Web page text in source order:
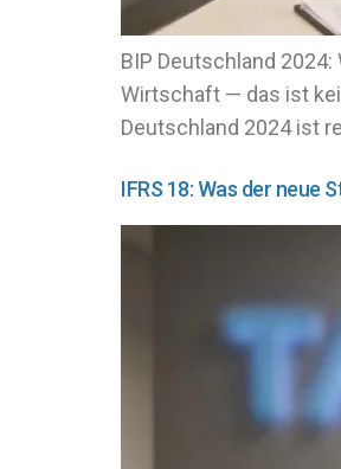
BIP Deutschland
Wirtschaft — das ist
Deutschland 2024 ist
IFRS 18: Was der neue